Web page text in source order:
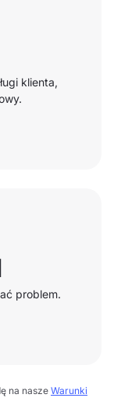
klienta,
problem.
na nasze Warunki